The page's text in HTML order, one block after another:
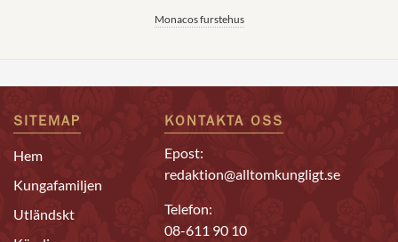
Monacos furstehus
SITEMAP
Hem
Kungafamiljen
Utländskt
KONTAKTA OSS
Epost:
redaktion@alltomkungligt.se
Telefon:
08-611 90 10